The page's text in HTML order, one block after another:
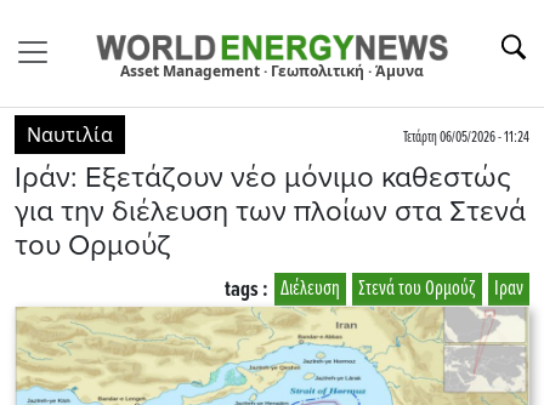
Asset Management · Γεωπολιτική · Άμυνα
Ναυτιλία Τετάρτη 06/05/2026 - 11:24
Ιράν: Εξετάζουν νέο μόνιμο καθεστώς
για την διέλευση των πλοίων στα Στενά
του Ορμούζ
Ιραν
Στενά του Ορμούζ
Διέλευση
tags :